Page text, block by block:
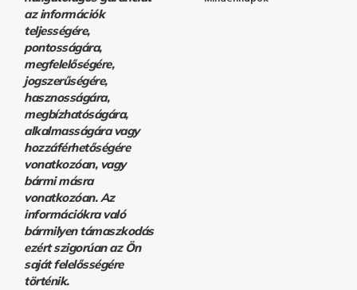
az információk
teljességére,
pontosságára,
megfelelőségére,
jogszerűségére,
hasznosságára,
megbízhatóságára,
alkalmasságára vagy
hozzáférhetőségére
vonatkozóan, vagy
bármi másra
vonatkozóan. Az
információkra való
bármilyen támaszkodás
ezért szigorúan az Ön
saját felelősségére
történik.